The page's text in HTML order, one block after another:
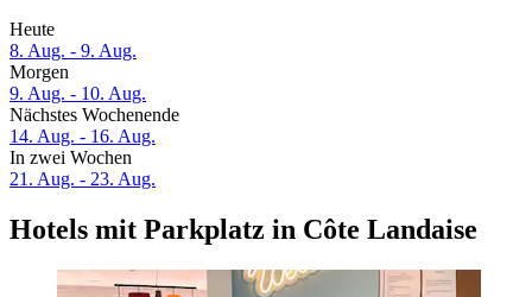
Heute
8. Aug. - 9. Aug.
Morgen
9. Aug. - 10. Aug.
Nächstes Wochenende
14. Aug. - 16. Aug.
In zwei Wochen
21. Aug. - 23. Aug.
Hotels mit Parkplatz in Côte Landaise